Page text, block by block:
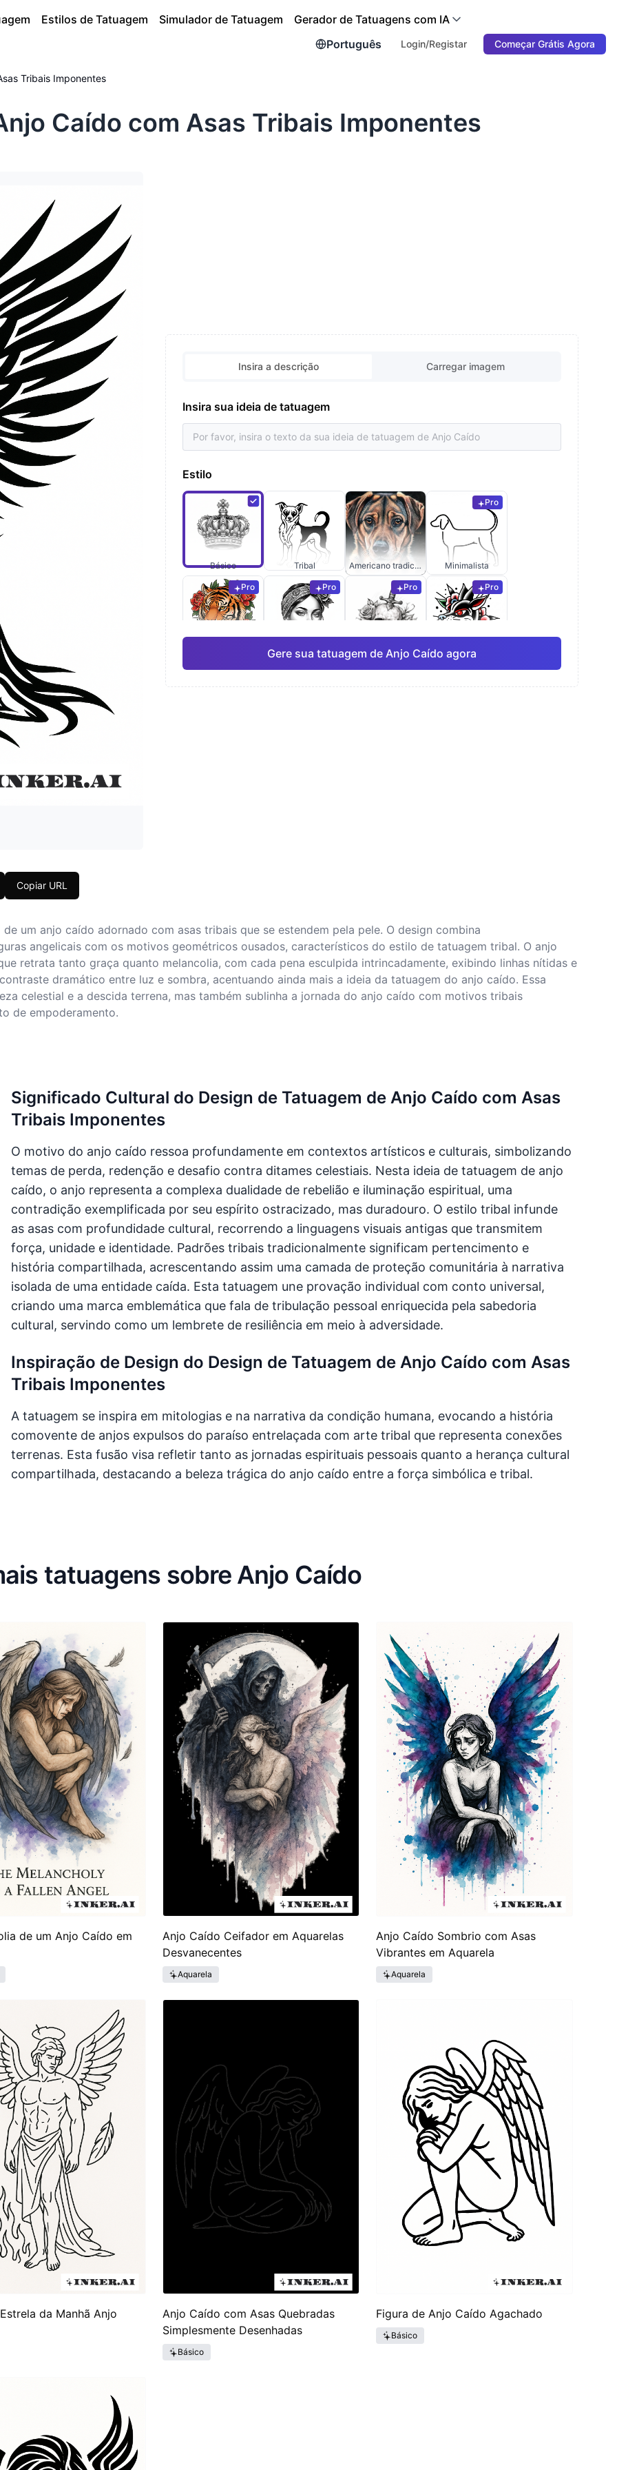
Português Login/Registar Começar Grátis Agora
Estilos de Tatuagem Simulador de Tatuagem Gerador de Tatuagens com IA
Tribais Imponentes
Caído com Asas Tribais Imponentes
Insira a descrição Carregar imagem
Insira sua ideia de tatuagem
Estilo
Básico Tribal Americano tradicional
Pro
Minimalista
Pro
Japonês
Pro
Aquarela
Pro
Linha fina
Pro
Anime
Gere sua tatuagem de Anjo Caído agora
Copiar URL
um anjo caído adornado com asas tribais que se estendem pela pele. O design combina
angelicais com os motivos geométricos ousados, característicos do estilo de tatuagem tribal. O anjo
retrata tanto graça quanto melancolia, com cada pena esculpida intrincadamente, exibindo linhas nítidas e
dramático entre luz e sombra, acentuando ainda mais a ideia da tatuagem do anjo caído. Essa
celestial e a descida terrena, mas também sublinha a jornada do anjo caído com motivos tribais
de empoderamento.
Significado Cultural do Design de Tatuagem de Anjo Caído com Asas
Tribais Imponentes
O motivo do anjo caído ressoa profundamente em contextos artísticos e culturais, simbolizando
temas de perda, redenção e desafio contra ditames celestiais. Nesta ideia de tatuagem de anjo
caído, o anjo representa a complexa dualidade de rebelião e iluminação espiritual, uma
contradição exemplificada por seu espírito ostracizado, mas duradouro. O estilo tribal infunde
as asas com profundidade cultural, recorrendo a linguagens visuais antigas que transmitem
força, unidade e identidade. Padrões tribais tradicionalmente significam pertencimento e
história compartilhada, acrescentando assim uma camada de proteção comunitária à narrativa
isolada de uma entidade caída. Esta tatuagem une provação individual com conto universal,
criando uma marca emblemática que fala de tribulação pessoal enriquecida pela sabedoria
cultural, servindo como um lembrete de resiliência em meio à adversidade.
Inspiração de Design do Design de Tatuagem de Anjo Caído com Asas
Tribais Imponentes
A tatuagem se inspira em mitologias e na narrativa da condição humana, evocando a história
comovente de anjos expulsos do paraíso entrelaçada com arte tribal que representa conexões
terrenas. Esta fusão visa refletir tanto as jornadas espirituais pessoais quanto a herança cultural
compartilhada, destacando a beleza trágica do anjo caído entre a força simbólica e tribal.
tatuagens sobre Anjo Caído
de um Anjo Caído em
Anjo Caído Ceifador em Aquarelas
Desvanecentes
Aquarela
Anjo Caído Sombrio com Asas
Vibrantes em Aquarela
Aquarela
da Manhã Anjo
Anjo Caído com Asas Quebradas
Simplesmente Desenhadas
Básico
Figura de Anjo Caído Agachado
Básico